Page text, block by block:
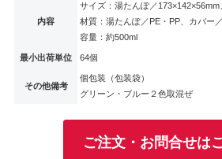
内容
サイズ：湯たんぽ／
材質：湯たんぽ／PE・PP、カバー
容量：約500ml
最小出荷単位 64個
その他備考
個包装（包装袋）
グリーン・ブルー２色取混ぜ
ご注文・お問合せは